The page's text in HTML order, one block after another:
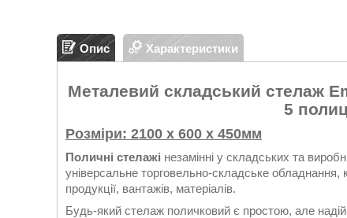
Опис Характеристики
Металевий складський стелаж
5
Розміри: 2100 х 600 x 450мм
Поличні стелажі незамінні у складських та
універсальне торговельно-складське
продукції, вантажів, матеріалів.
Будь-який стелаж поличковий є простою, але